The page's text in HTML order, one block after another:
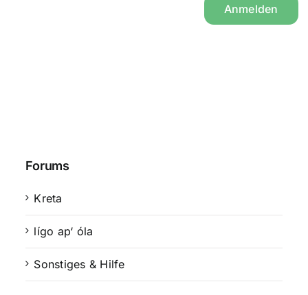
Anmelden
Forums
Kreta
lígo ap‘ óla
Sonstiges & Hilfe